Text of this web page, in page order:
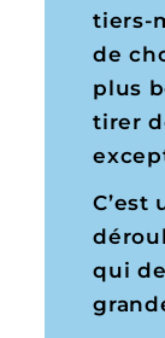
tiers-
de
plus
tirer
C’est
qui